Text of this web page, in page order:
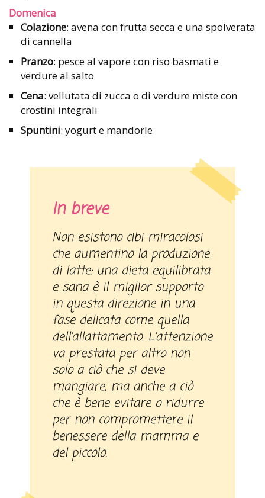
Domenica
Colazione: avena con frutta secca e una spolverata
di cannella
Pranzo: pesce al vapore con riso basmati e
verdure al salto
Cena: vellutata di zucca o di verdure miste con
crostini integrali
Spuntini: yogurt e mandorle
In breve
Non esistono cibi miracolosi
che aumentino la produzione
di latte: una dieta equilibrata
e sana è il miglior supporto
in questa direzione in una
fase delicata come quella
dell’allattamento. L’attenzione
va prestata per altro non
solo a ciò che si deve
mangiare, ma anche a ciò
che è bene evitare o ridurre
per non compromettere il
benessere della mamma e
del piccolo.